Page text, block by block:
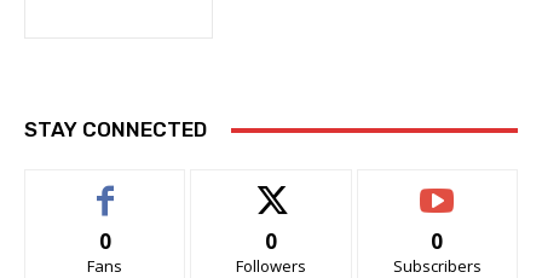
STAY CONNECTED
0
Fans
0
Followers
0
Subscribers